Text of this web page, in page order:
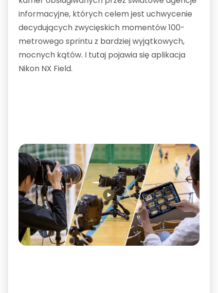
informacyjne, których celem jest uchwycenie
decydujących zwycięskich momentów 100-
metrowego sprintu z bardziej wyjątkowych,
mocnych kątów. I tutaj pojawia się aplikacja
Nikon NX Field.